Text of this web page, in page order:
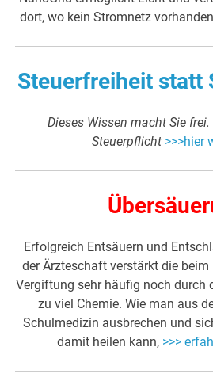
dort, wo kein Stromnetz
Steuerfreiheit statt
Dieses Wissen macht Sie frei.
Steuerpflicht >>>hier
Erfolgreich Entsäuern und
der Ärzteschaft verstärkt die
Vergiftung sehr häufig noch durch
zu viel Chemie. Wie man aus
Schulmedizin ausbrechen und
damit heilen kann, >>>